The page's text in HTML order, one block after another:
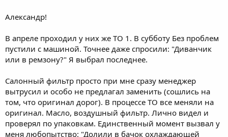
так, потому что год ему.
Развал-схождение или типа того делать не предложили,
хотя руль у меня после последней смены резины
немного в сторону стоит. Наверное потому, что не было
замечания
Присутствовать при обслуживании не дали, сначала
просто так, а после упоминания законов и правил
объяснили, что техника безопасности, куча
оборудования и некому будет за мной приглядывать, а
мастер будет очень занят.
Время ожидания - примерно 2,5 часа
Александр!
В апреле проходил у них же ТО 1. В субботу Без проблем
пустили с машиной. Точнее даже спросили: "Диванчик
или в ремзону?" Я выбрал последнее.
Салонный фильтр просто при мне сразу менеджер
вытрусил и особо не предлагал заменить (сошлись на
том, что оригинал дорог). В процессе ТО все меняли на
оригинал. Масло, воздушный фильтр. Лично видел и
проверял по упаковкам. Единственный момент вызвал у
меня любопытство: "Долили в бачок охлаждающей